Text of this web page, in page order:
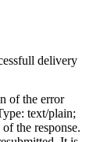
delivery
of the error
text/plain;
the response.